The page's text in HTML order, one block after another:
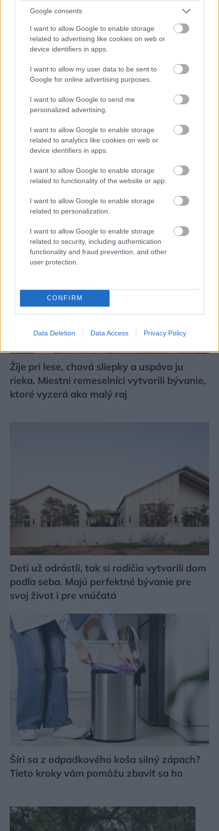
Google consents
I want to allow Google to enable storage
related to advertising like cookies on web or
device identifiers in apps.
I want to allow my user data to be sent to
Google for online advertising purposes.
I want to allow Google to send me
personalized advertising.
I want to allow Google to enable storage
related to analytics like cookies on web or
device identifiers in apps.
I want to allow Google to enable storage
related to functionality of the website or app.
I want to allow Google to enable storage
related to personalization.
I want to allow Google to enable storage
related to security, including authentication
functionality and fraud prevention, and other
user protection.
CONFIRM
Data Deletion Data Access Privacy Policy
Kedysi boli veľkým trendom, dnes sa im
radšej vyhnite. Týchto 7 vecí robí vašu
obývačku zastaralou
Žije pri lese, chová sliepky a uspáva ju
rieka. Miestni remeselníci vytvorili bývanie,
ktoré vyzerá ako malý raj
Deti už odrástli, tak si rodičia vytvorili dom
podľa seba. Majú perfektné bývanie pre
svoj život i pre vnúčatá
Šíri sa z odpadkového koša silný zápach?
Tieto kroky vám pomôžu zbaviť sa ho